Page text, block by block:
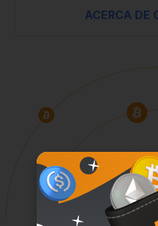
ACERCA DE